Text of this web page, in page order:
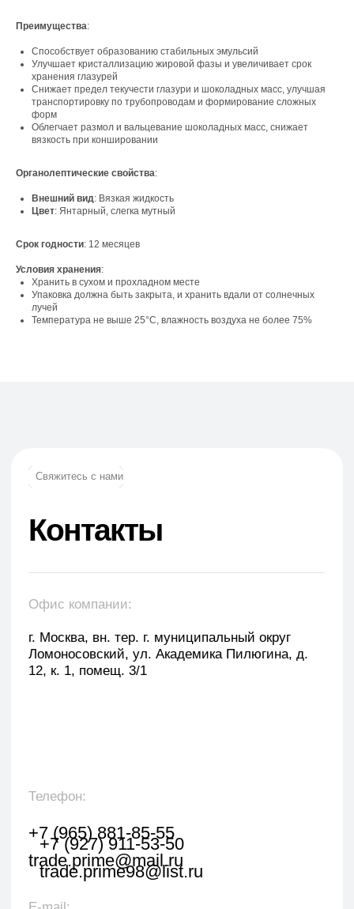
Преимущества:
Способствует образованию стабильных эмульсий
Улучшает кристаллизацию жировой фазы и увеличивает срок
хранения глазурей
Снижает предел текучести глазури и шоколадных масс, улучшая
транспортировку по трубопроводам и формирование сложных
форм
Облегчает размол и вальцевание шоколадных масс, снижает
вязкость при коншировании
Органолептические свойства:
Внешний вид: Вязкая жидкость
Цвет: Янтарный, слегка мутный
Срок годности: 12 месяцев
Условия хранения:
Хранить в сухом и прохладном месте
Упаковка должна быть закрыта, и хранить вдали от солнечных
лучей
Температура не выше 25°C, влажность воздуха не более 75%
свяжется с вами в течении 1 рабочего часа.
Свяжитесь с нами
Контакты
Телефон:
г. Москва, вн. тер. г. муниципальный округ